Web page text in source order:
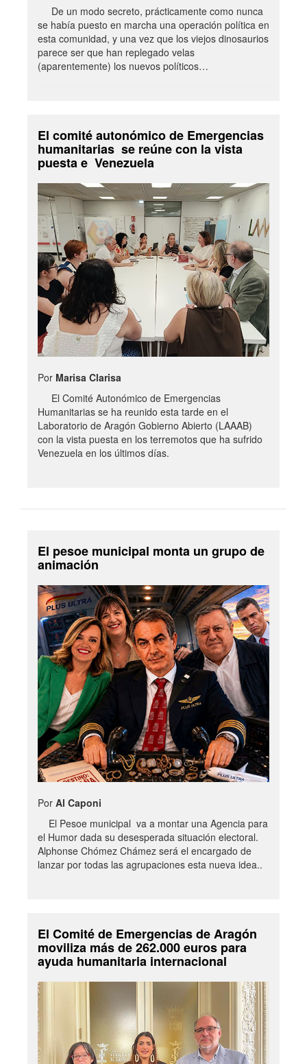
De un modo secreto, prácticamente como nunca
se había puesto en marcha una operación política en
esta comunidad, y una vez que los viejos dinosaurios
parece ser que han replegado velas
(aparentemente) los nuevos políticos…
El comité autonómico de Emergencias
humanitarias se reúne con la vista
puesta e Venezuela
Por Marisa Clarisa
El Comité Autonómico de Emergencias
Humanitarias se ha reunido esta tarde en el
Laboratorio de Aragón Gobierno Abierto (LAAAB)
con la vista puesta en los terremotos que ha sufrido
Venezuela en los últimos días.
El pesoe municipal monta un grupo de
animación
Por Al Caponi
El Pesoe municipal va a montar una Agencia para
el Humor dada su desesperada situación electoral.
Alphonse Chómez Chámez será el encargado de
lanzar por todas las agrupaciones esta nueva idea..
El Comité de Emergencias de Aragón
moviliza más de 262.000 euros para
ayuda humanitaria internacional